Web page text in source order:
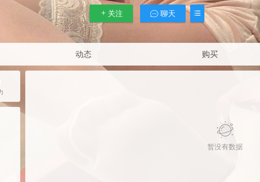
关注 聊天
动态 购买
暂没有数据